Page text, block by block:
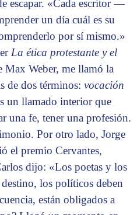
escapar. «Cada escritor —
un día cuál es su
por sí mismo.»
La ética protestante y el
Max Weber, me llamó la
de dos términos: vocación
un llamado interior que
una fe, tener una profesión.
Por otro lado, Jorge
el premio Cervantes,
dijo: «Los poetas y los
los políticos deben
están obligados a